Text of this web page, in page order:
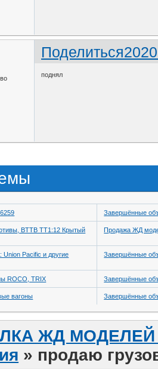
Поделиться
поднял
Завершённые
BTTB TT1:12 Крытый
Продажа ЖД
Pacific и другие
Завершённые
ROCO, TRIX Завершённые
вагоны Завершённые
ЖД МОДЕЛЕЙ
» продаю